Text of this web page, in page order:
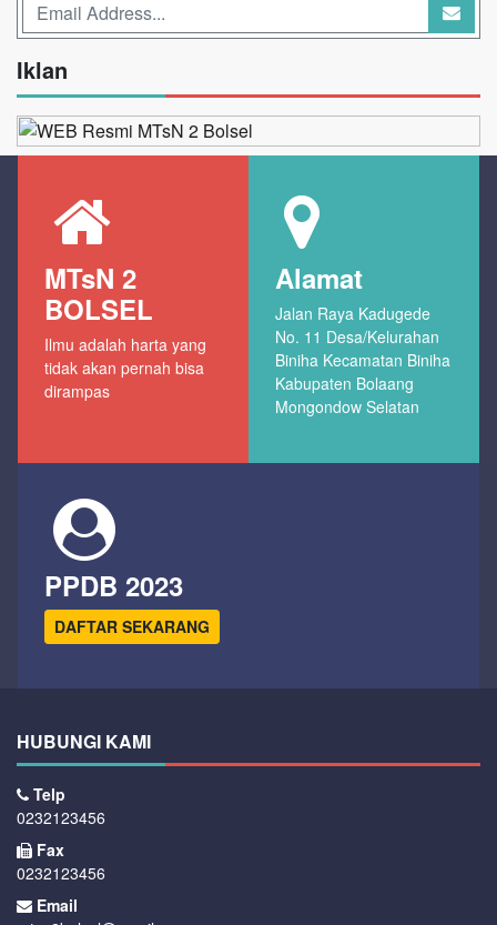
Iklan
MTsN 2
BOLSEL
Ilmu adalah harta yang
tidak akan pernah bisa
dirampas
Alamat
Jalan Raya Kadugede
No. 11 Desa/Kelurahan
Biniha Kecamatan Biniha
Kabupaten Bolaang
Mongondow Selatan
PPDB 2023
DAFTAR SEKARANG
HUBUNGI KAMI
Telp
0232123456
Fax
0232123456
Email